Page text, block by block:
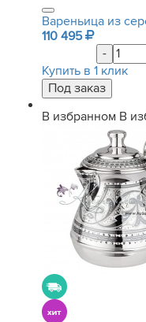
Вареньица из
110 495
-
Купить в 1 клик
В избранном В